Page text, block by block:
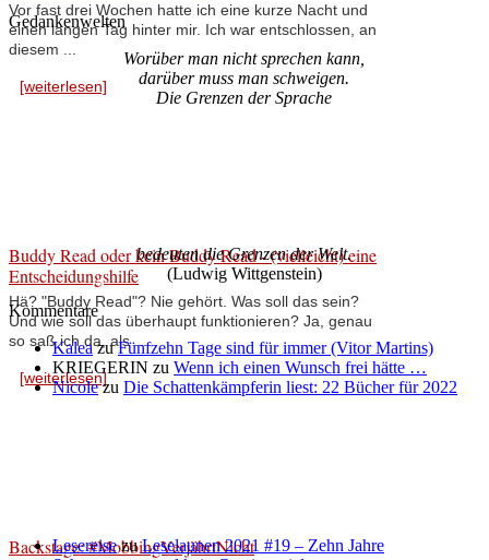
Vor fast drei Wochen hatte ich eine kurze Nacht und
einen langen Tag hinter mir. Ich war entschlossen, an
diesem ...
[weiterlesen]
Buddy Read oder kein Buddy Read - (vielleicht) eine
Entscheidungshilfe
Hä? "Buddy Read"? Nie gehört. Was soll das sein?
Und wie soll das überhaupt funktionieren? Ja, genau
so saß ich da, als ...
[weiterlesen]
Backstage: #MobbingVerjährtNicht
Gedankenwelten
Worüber man nicht sprechen kann,
darüber muss man schweigen.
Die Grenzen der Sprache
bedeuten die Grenzen der Welt.
(Ludwig Wittgenstein)
Kommentare
KaleazuFünfzehn Tage sind für immer (Vitor Martins)
KRIEGERIN zu Wenn ich einen Wunsch frei hätte …
Nicolezu Die Schattenkämpferin liest: 22 Bücher für 2022
LesereisezuLeselaunen 2021 #19 – Zehn Jahre